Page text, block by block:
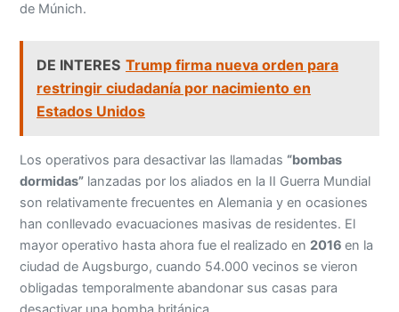
de Múnich.
DE INTERES Trump firma nueva orden para
restringir ciudadanía por nacimiento en
Estados Unidos
Los operativos para desactivar las llamadas “bombas
dormidas” lanzadas por los aliados en la II Guerra Mundial
son relativamente frecuentes en Alemania y en ocasiones
han conllevado evacuaciones masivas de residentes. El
mayor operativo hasta ahora fue el realizado en 2016en la
ciudad de Augsburgo, cuando 54.000 vecinos se vieron
obligadas temporalmente abandonar sus casas para